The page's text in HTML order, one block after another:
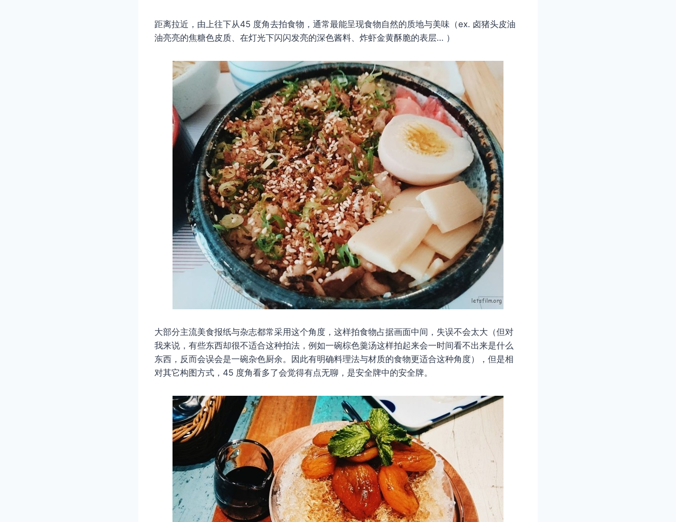
距离拉近，由上往下从45 度角去拍食物，通常最能呈现食物自然的质地与美味（ex. 卤猪头皮油
油亮亮的焦糖色皮质、在灯光下闪闪发亮的深色酱料、炸虾金黄酥脆的表层… ）
大部分主流美食报纸与杂志都常采用这个角度，这样拍食物占据画面中间，失误不会太大（但对
我来说，有些东西却很不适合这种拍法，例如一碗棕色羹汤这样拍起来会一时间看不出来是什么
东西，反而会误会是一碗杂色厨余。因此有明确料理法与材质的食物更适合这种角度），但是相
对其它构图方式，45 度角看多了会觉得有点无聊，是安全牌中的安全牌。